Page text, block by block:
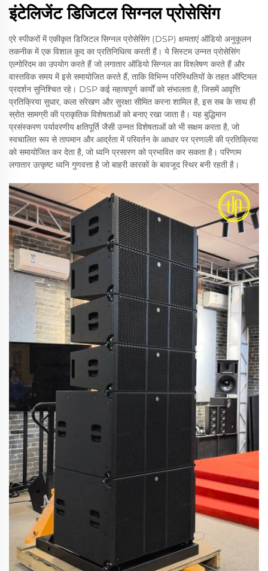
इंटेलिजेंट डिजिटल सिग्नल प्रोसेसिंग
एरे स्पीकरों में एकीकृत डिजिटल सिग्नल प्रोसेसिंग (DSP) क्षमताएं ऑडियो अनुकूलन
तकनीक में एक विशाल कूद का प्रतिनिधित्व करती हैं। ये सिस्टम उन्नत प्रोसेसिंग
एल्गोरिदम का उपयोग करते हैं जो लगातार ऑडियो सिग्नल का विश्लेषण करते हैं और
वास्तविक समय में इसे समायोजित करते हैं, ताकि विभिन्न परिस्थितियों के तहत ऑप्टिमल
प्रदर्शन सुनिश्चित रहे। DSP कई महत्वपूर्ण कार्यों को संभालता है, जिसमें आवृत्ति
प्रतिक्रिया सुधार, कला संरेखण और सुरक्षा सीमित करना शामिल है, इस सब के साथ ही
स्रोत सामग्री की प्राकृतिक विशेषताओं को बनाए रखा जाता है। यह बुद्धिमान
प्रसंस्करण पर्यावरणीय क्षतिपूर्ति जैसी उन्नत विशेषताओं को भी सक्षम करता है, जो
स्वचालित रूप से तापमान और आर्द्रता में परिवर्तन के आधार पर प्रणाली की प्रतिक्रिया
को समायोजित कर देता है, जो ध्वनि प्रसारण को प्रभावित कर सकता है। परिणाम
लगातार उत्कृष्ट ध्वनि गुणवत्ता है जो बाहरी कारकों के बावजूद स्थिर बनी रहती है।